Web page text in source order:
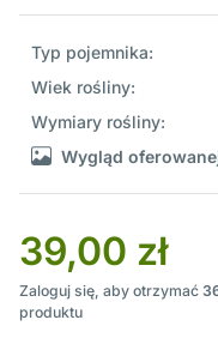
Typ pojemnika:
Wiek rośliny:
Wymiary rośliny:
Wygląd
39,00 zł
Zaloguj się, aby otrzymać
produktu